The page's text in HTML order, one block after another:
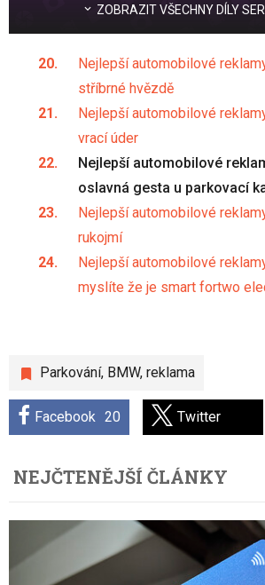
ZOBRAZIT VŠECHNY DÍLY
Nejlepší automobilové
stříbrné hvězdě
Nejlepší automobilové
vrací úder
Nejlepší automobilové
oslavná gesta u parkovací
Nejlepší automobilové
rukojmí
Nejlepší automobilové
myslíte že je smart fortwo
Parkování, BMW, reklama
Facebook 20 Twitter
NEJČTENĚJŠÍ ČLÁNKY